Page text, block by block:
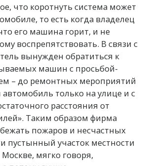
что коротнуть система может
то есть когда владелец
его машина горит, и не
воспрепятствовать. В связи с
вынужден обратиться к
машин с просьбой-
– до ремонтных мероприятий
автомобиль только на улице и с
расстояния от
Таким образом фирма
пожаров и несчастных
пустынный участок местности
мягко говоря,